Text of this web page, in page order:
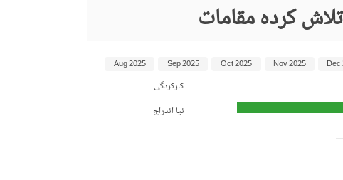
کردہ مقامات
کارکردگی
نیا اندراج
Dec
Nov 2025
Oct 2025
Sep 2025
Aug 2025